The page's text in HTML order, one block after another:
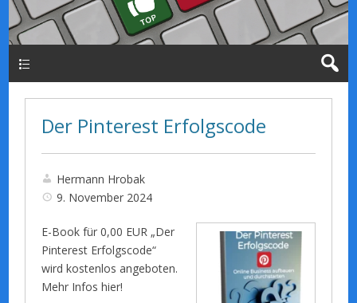
Der Pinterest Erfolgscode
Hermann Hrobak
9. November 2024
E-Book für 0,00 EUR „Der
Pinterest Erfolgscode“
wird kostenlos angeboten.
Mehr Infos hier!